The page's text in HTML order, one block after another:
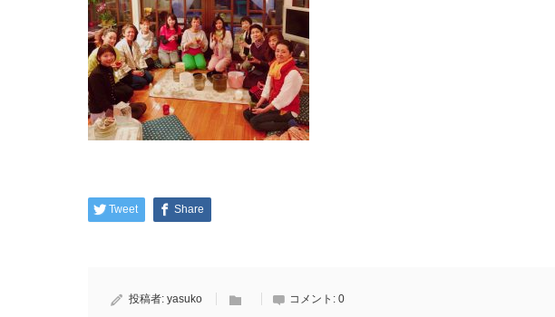
Tweet Share
投稿者: yasuko コメント: 0